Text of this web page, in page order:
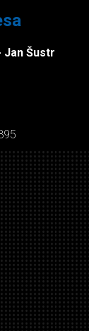
Jan Šustr